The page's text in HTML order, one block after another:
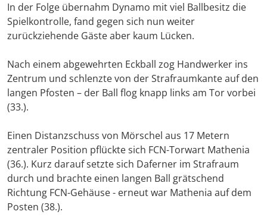
In der Folge übernahm Dynamo mit viel Ballbesitz die
Spielkontrolle, fand gegen sich nun weiter
zurückziehende Gäste aber kaum Lücken.
Nach einem abgewehrten Eckball zog Handwerker ins
Zentrum und schlenzte von der Strafraumkante auf den
langen Pfosten – der Ball flog knapp links am Tor vorbei
(33.).
Einen Distanzschuss von Mörschel aus 17 Metern
zentraler Position pflückte sich FCN-Torwart Mathenia
(36.). Kurz darauf setzte sich Daferner im Strafraum
durch und brachte einen langen Ball grätschend
Richtung FCN-Gehäuse - erneut war Mathenia auf dem
Posten (38.).